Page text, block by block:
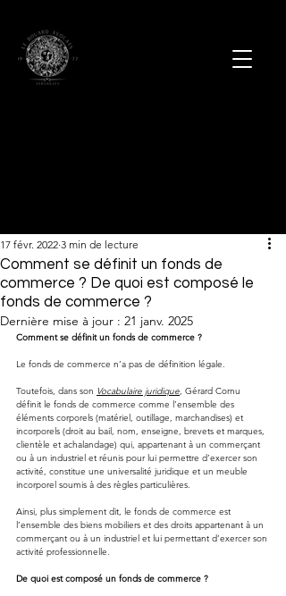
Comment se définit un fonds de
commerce ? De quoi est composé le
fonds de commerce ?
17 févr. 2022 3 min de lecture
Dernière mise à jour : 21 janv. 2025
Comment se définit un fonds de commerce ?
Le fonds de commerce n’a pas de définition légale.
Toutefois, dans son Vocabulaire juridique, Gérard Cornu
définit le fonds de commerce comme l’ensemble des
éléments corporels (matériel, outillage, marchandises) et
incorporels (droit au bail, nom, enseigne, brevets et marques,
clientèle et achalandage) qui, appartenant à un commerçant
ou à un industriel et réunis pour lui permettre d’exercer son
activité, constitue une universalité juridique et un meuble
incorporel soumis à des règles particulières.
Ainsi, plus simplement dit, le fonds de commerce est
l’ensemble des biens mobiliers et des droits appartenant à un
commerçant ou à un industriel et lui permettant d’exercer son
activité professionnelle.
De quoi est composé un fonds de commerce ?